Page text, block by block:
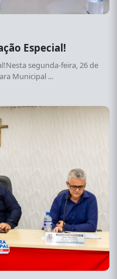
Especial!
segunda-feira, 26 de
Municipal ...